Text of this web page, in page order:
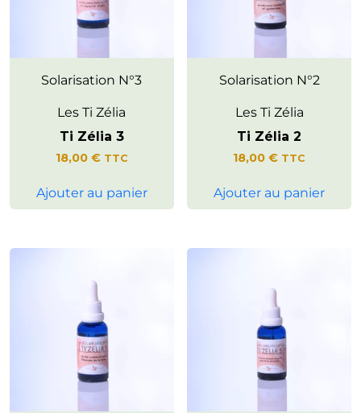
Soutient l’élan naturel d’agir
pour soi-même comme dans la
Accompagne l’expression
d’une énergie vivante, joyeuse
Solarisation N°3
Les Ti Zélia
Ti Zélia 3
18,00 € TTC
Ajouter au panier
Invite au lâcher-prise et
créativité joyeuse et positive.
Solarisation N°2
Les Ti Zélia
Ti Zélia 2
18,00€ TTC
Ajouter au panier